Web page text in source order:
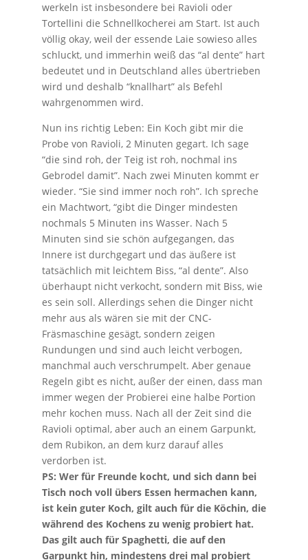
werkeln ist insbesondere bei Ravioli oder
Tortellini die Schnellkocherei am Start. Ist auch
völlig okay, weil der essende Laie sowieso alles
schluckt, und immerhin weiß das “al dente” hart
bedeutet und in Deutschland alles übertrieben
wird und deshalb “knallhart” als Befehl
wahrgenommen wird.
Nun ins richtig Leben: Ein Koch gibt mir die
Probe von Ravioli, 2 Minuten gegart. Ich sage
“die sind roh, der Teig ist roh, nochmal ins
Gebrodel damit”. Nach zwei Minuten kommt er
wieder. “Sie sind immer noch roh”. Ich spreche
ein Machtwort, “gibt die Dinger mindesten
nochmals 5 Minuten ins Wasser. Nach 5
Minuten sind sie schön aufgegangen, das
Innere ist durchgegart und das äußere ist
tatsächlich mit leichtem Biss, “al dente”. Also
überhaupt nicht verkocht, sondern mit Biss, wie
es sein soll. Allerdings sehen die Dinger nicht
mehr aus als wären sie mit der CNC-
Fräsmaschine gesägt, sondern zeigen
Rundungen und sind auch leicht verbogen,
manchmal auch verschrumpelt. Aber genaue
Regeln gibt es nicht, außer der einen, dass man
immer wegen der Probierei eine halbe Portion
mehr kochen muss. Nach all der Zeit sind die
Ravioli optimal, aber auch an einem Garpunkt,
dem Rubikon, an dem kurz darauf alles
verdorben ist.
PS: Wer für Freunde kocht, und sich dann bei
Tisch noch voll übers Essen hermachen kann,
ist kein guter Koch, gilt auch für die Köchin, die
während des Kochens zu wenig probiert hat.
Das gilt auch für Spaghetti, die auf den
Garpunkt hin, mindestens drei mal probiert